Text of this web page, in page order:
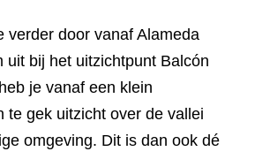
verder door vanaf Alameda
uit bij het uitzichtpunt Balcón
je vanaf een klein
te gek uitzicht over de vallei
omgeving. Dit is dan ook dé